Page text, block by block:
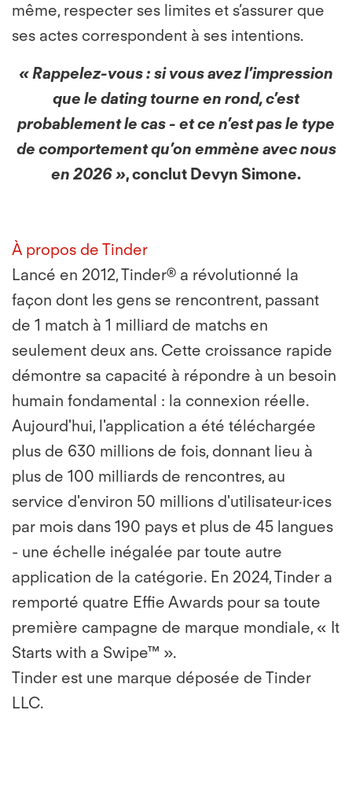
même, respecter ses limites et s’assurer que
ses actes correspondent à ses intentions.
« Rappelez-vous : si vous avez l’impression
que le dating tourne en rond, c’est
probablement le cas - et ce n’est pas le type
de comportement qu’on emmène avec nous
en 2026 », conclut Devyn Simone.
À propos de Tinder
Lancé en 2012, Tinder® a révolutionné la
façon dont les gens se rencontrent, passant
de 1 match à 1 milliard de matchs en
seulement deux ans. Cette croissance rapide
démontre sa capacité à répondre à un besoin
humain fondamental : la connexion réelle.
Aujourd'hui, l'application a été téléchargée
plus de 630 millions de fois, donnant lieu à
plus de 100 milliards de rencontres, au
service d'environ 50 millions d'utilisateur·ices
par mois dans 190 pays et plus de 45 langues
- une échelle inégalée par toute autre
application de la catégorie. En 2024, Tinder a
remporté quatre Effie Awards pour sa toute
première campagne de marque mondiale, « It
Starts with a Swipe™ ».
Tinder est une marque déposée de Tinder
LLC.